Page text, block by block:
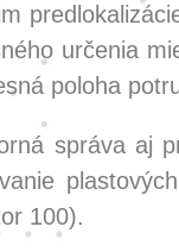
určenia
poloha
správa aj
100).